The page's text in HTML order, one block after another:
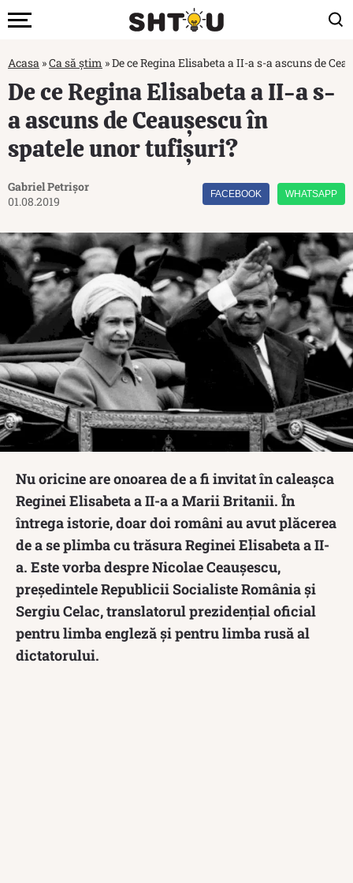
Acasa »Ca să știm »De ce Regina Elisabeta a II-a s-a ascuns de
De ce Regina Elisabeta a II-a s-
a ascuns de Ceaușescu în
spatele unor tufișuri?
Gabriel Petrișor
01.08.2019
FACEBOOK WHATSAPP
Nu oricine are onoarea de a fi invitat în caleașca
Reginei Elisabeta a II-a a Marii Britanii. În
întrega istorie, doar doi români au avut plăcerea
de a se plimba cu trăsura Reginei Elisabeta a II-
a. Este vorba despre Nicolae Ceaușescu,
președintele Republicii Socialiste România și
Sergiu Celac, translatorul prezidențial oficial
pentru limba engleză și pentru limba rusă al
dictatorului.